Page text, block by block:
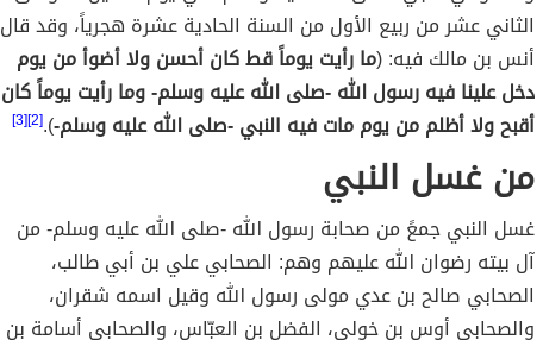
الثاني عشر من ربيع الأول من السنة الحادية عشرة هجرياً، وقد قال
أنس بن مالك فيه: (ما رأيت يوماً قط كان أحسن ولا أضوأ من يوم
دخل علينا فيه رسول الله -صلى الله عليه وسلم- وما رأيت يوماً كان
أقبح ولا أظلم من يوم مات فيه النبي -صلى الله عليه وسلم-).
[2][3]
من غسل النبي
غسل النبي جمعً من صحابة رسول الله -صلى الله عليه وسلم- من
آل بيته رضوان الله عليهم وهم: الصحابي علي بن أبي طالب،
الصحابي صالح بن عدي مولى رسول الله وقيل اسمه شقران،
والصحابي أوس بن خولي، الفضل بن العبّاس، والصحابي أسامة بن